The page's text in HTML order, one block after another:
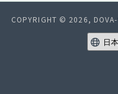
COPYRIGHT © 2026, DOVA-